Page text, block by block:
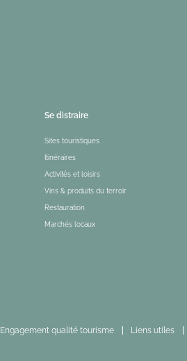
Se distraire
Sites touristiques
Itinéraires
Activités et loisirs
Vins & produits du terroir
Restauration
Marchés locaux
Engagement qualité tourisme Liens utiles